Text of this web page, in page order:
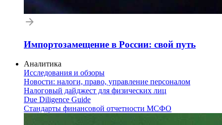
Импортозамещение в России: свой путь
Аналитика
Исследования и обзоры
Новости: налоги, право, управление персоналом
Налоговый дайджест для физических лиц
Due Diligence Guide
Стандарты финансовой отчетности МСФО